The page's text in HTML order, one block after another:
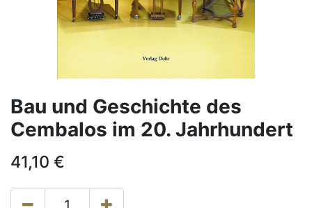
Bau und Geschichte des
Cembalos im 20. Jahrhundert
41,10 €